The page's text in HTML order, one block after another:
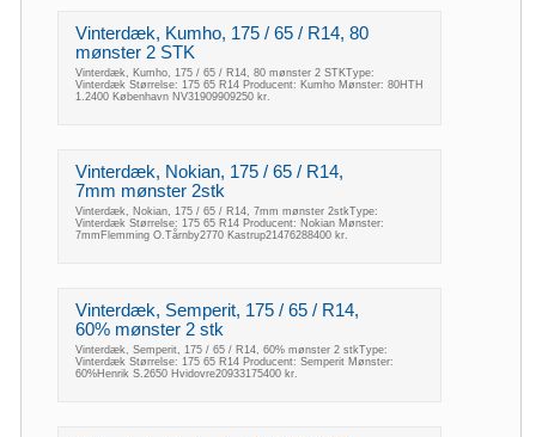
Vinterdæk, Kumho, 175 / 65 / R14, 80
mønster 2 STK
Vinterdæk, Kumho, 175 / 65 / R14, 80 mønster 2 STKType:
Vinterdæk Størrelse: 175 65 R14 Producent: Kumho Mønster: 80HTH
1.2400 København NV31909909250 kr.
Vinterdæk, Nokian, 175 / 65 / R14,
7mm mønster 2stk
Vinterdæk, Nokian, 175 / 65 / R14, 7mm mønster 2stkType:
Vinterdæk Størrelse: 175 65 R14 Producent: Nokian Mønster:
7mmFlemming O.Tårnby2770 Kastrup21476288400 kr.
Vinterdæk, Semperit, 175 / 65 / R14,
60% mønster 2 stk
Vinterdæk, Semperit, 175 / 65 / R14, 60% mønster 2 stkType:
Vinterdæk Størrelse: 175 65 R14 Producent: Semperit Mønster:
60%Henrik S.2650 Hvidovre20933175400 kr.